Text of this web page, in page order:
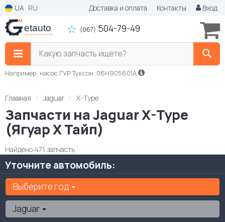
UA RU Доставка и оплата Контакты Вход
(067) 504-79-49
Какую запчасть ищете?
Например: насос ГУР Туксон, 06H905601A
Главная Jaguar X-Type
Запчасти на Jaguar X-Type
(Ягуар Х Тайп)
Найдено 471 запчасть
Уточните автомобиль:
Выберите год
Jaguar